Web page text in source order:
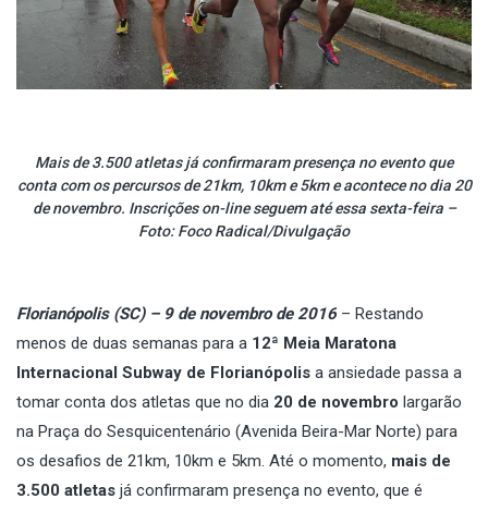
Mais de 3.500 atletas já confirmaram presença no evento que
conta com os percursos de 21km, 10km e 5km e acontece no dia 20
de novembro. Inscrições on-line seguem até essa sexta-feira –
Foto: Foco Radical/Divulgação
Florianópolis (SC) – 9 de novembro de 2016 – Restando
menos de duas semanas para a 12ª Meia Maratona
Internacional Subway de Florianópolis a ansiedade passa a
tomar conta dos atletas que no dia 20 de novembro largarão
na Praça do Sesquicentenário (Avenida Beira-Mar Norte) para
os desafios de 21km, 10km e 5km. Até o momento, mais de
3.500 atletas já confirmaram presença no evento, que é